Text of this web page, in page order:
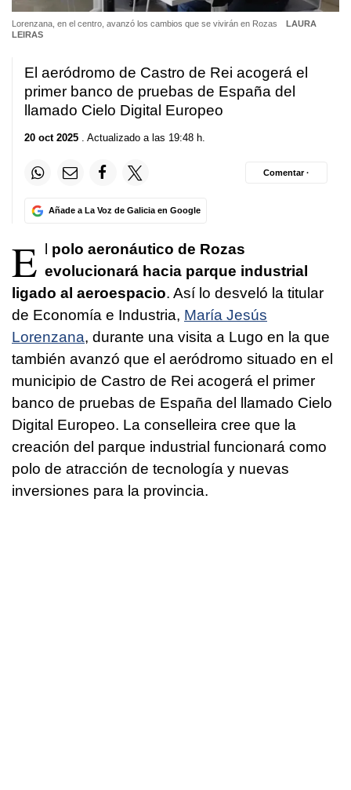
Lorenzana, en el centro, avanzó los cambios que se vivirán en Rozas
LAURA
LEIRAS
El aeródromo de Castro de Rei acogerá el
primer banco de pruebas de España del
llamado Cielo Digital Europeo
20 oct 2025 . Actualizado a las 19:48 h.
Añade a La Voz de Galicia en Google
Comentar ·
E
polo aeronáutico de Rozas
evolucionará hacia parque industrial
ligado al aeroespacio. Así lo desveló la titular
de Economía e Industria, María Jesús
Lorenzana, durante una visita a Lugo en la que
también avanzó que el aeródromo situado en el
municipio de Castro de Rei acogerá el primer
banco de pruebas de España del llamado Cielo
Digital Europeo. La conselleira cree que la
creación del parque industrial funcionará como
polo de atracción de tecnología y nuevas
inversiones para la provincia.